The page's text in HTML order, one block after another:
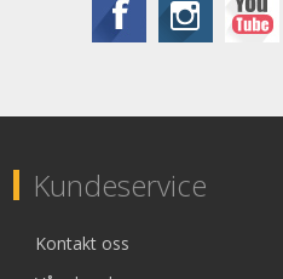
Kundeservice
Kontakt oss